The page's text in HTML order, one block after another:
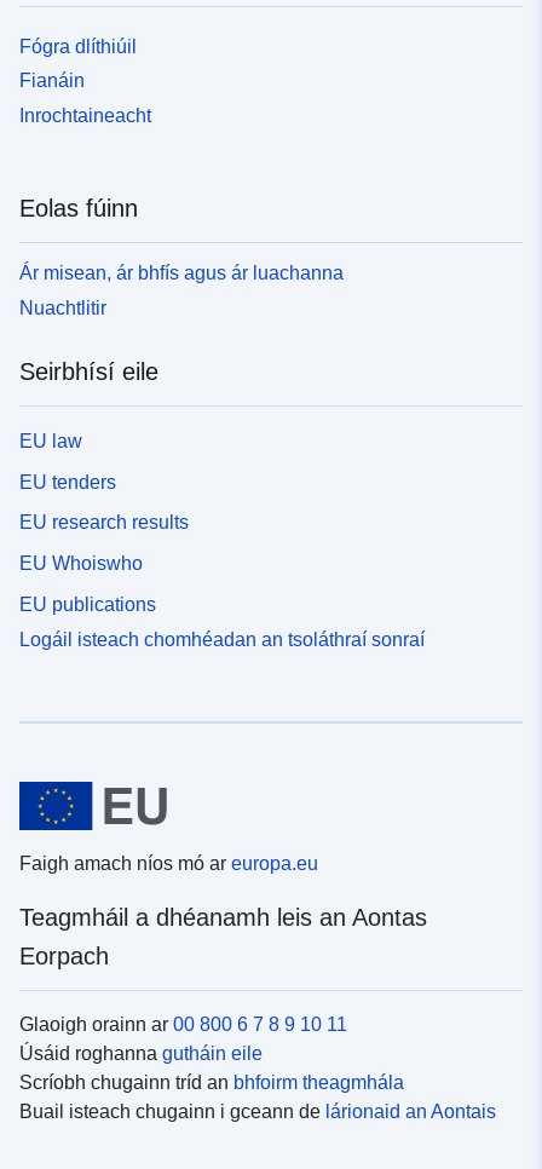
Fógra dlíthiúil
Fianáin
Inrochtaineacht
Eolas fúinn
Ár misean, ár bhfís agus ár luachanna
Nuachtlitir
Seirbhísí eile
EU law
EU tenders
EU research results
EU Whoiswho
EU publications
Logáil isteach chomhéadan an tsoláthraí sonraí
Faigh amach níos mó ar europa.eu
Teagmháil a dhéanamh leis an Aontas
Eorpach
Glaoigh orainn ar 00 800 6 7 8 9 10 11
Úsáid roghanna gutháin eile
Scríobh chugainn tríd an bhfoirm theagmhála
Buail isteach chugainn i gceann de lárionaid an Aontais